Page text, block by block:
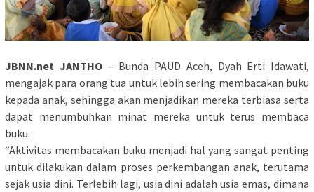
JBNN.net JANTHO– Bunda PAUD Aceh, Dyah Erti Idawati,
mengajak para orang tua untuk lebih sering membacakan buku
kepada anak, sehingga akan menjadikan mereka terbiasa serta
dapat menumbuhkan minat mereka untuk terus membaca
buku.
“Aktivitas membacakan buku menjadi hal yang sangat penting
untuk dilakukan dalam proses perkembangan anak, terutama
sejak usia dini. Terlebih lagi, usia dini adalah usia emas, dimana